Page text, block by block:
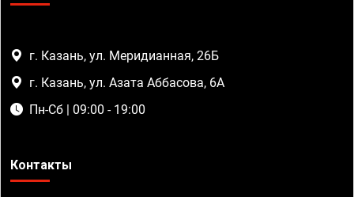
г. Казань, ул. Меридианная, 26Б
г. Казань, ул. Азата Аббасова, 6А
Пн-Сб | 09:00 - 19:00
Контакты